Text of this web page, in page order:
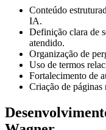
Conteúdo
IA.
Definição clara de
atendido.
Organização de
Uso de termos
Fortalecimento de
Criação de páginas